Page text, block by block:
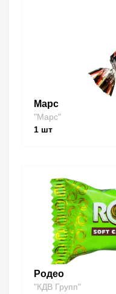
Марс
"Марс"
1 шт
Родео
"КДВ Групп"